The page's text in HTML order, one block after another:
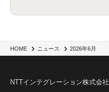
HOME ニュース 2026年6月
NTTインテグレーション株式会社